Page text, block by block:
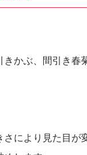
きかぶ、間引き春
により見た目が